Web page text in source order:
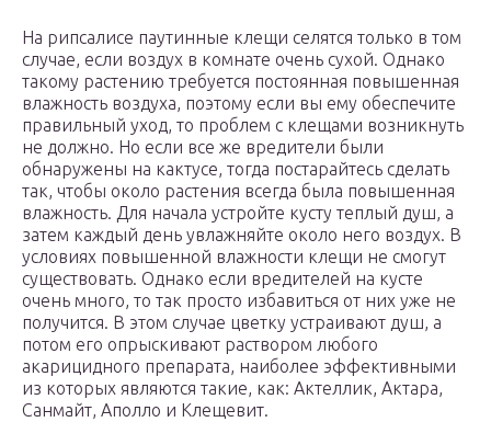
На рипсалисе паутинные клещи селятся только в том
случае, если воздух в комнате очень сухой. Однако
такому растению требуется постоянная повышенная
влажность воздуха, поэтому если вы ему обеспечите
правильный уход, то проблем с клещами возникнуть
не должно. Но если все же вредители были
обнаружены на кактусе, тогда постарайтесь сделать
так, чтобы около растения всегда была повышенная
влажность. Для начала устройте кусту теплый душ, а
затем каждый день увлажняйте около него воздух. В
условиях повышенной влажности клещи не смогут
существовать. Однако если вредителей на кусте
очень много, то так просто избавиться от них уже не
получится. В этом случае цветку устраивают душ, а
потом его опрыскивают раствором любого
акарицидного препарата, наиболее эффективными
из которых являются такие, как: Актеллик, Актара,
Санмайт, Аполло и Клещевит.